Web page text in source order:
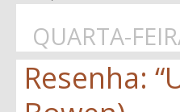
QUARTA-
Resenha: